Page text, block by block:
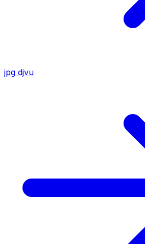
jpg djvu